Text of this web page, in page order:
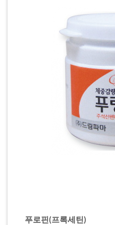
푸로핀(프록세틴)